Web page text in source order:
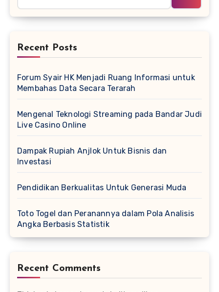
Recent Posts
Forum Syair HK Menjadi Ruang Informasi untuk
Membahas Data Secara Terarah
Mengenal Teknologi Streaming pada Bandar Judi
Live Casino Online
Dampak Rupiah Anjlok Untuk Bisnis dan
Investasi
Pendidikan Berkualitas Untuk Generasi Muda
Toto Togel dan Peranannya dalam Pola Analisis
Angka Berbasis Statistik
Recent Comments